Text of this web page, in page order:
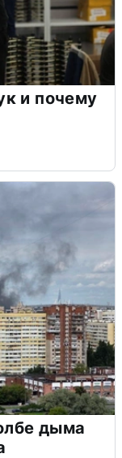
и почему
дыма